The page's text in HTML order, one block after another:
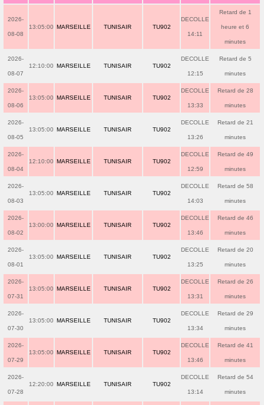
2026-
08-08
13:05:00 MARSEILLE TUNISAIR TU902
DECOLLE
14:11
Retard de 1
heure et 6
minutes
2026-
08-07
12:10:00 MARSEILLE TUNISAIR TU902
DECOLLE
12:15
Retard de 5
minutes
2026-
08-06
13:05:00 MARSEILLE TUNISAIR TU902
DECOLLE
13:33
Retard de 28
minutes
2026-
08-05
13:05:00 MARSEILLE TUNISAIR TU902
DECOLLE
13:26
Retard de 21
minutes
2026-
08-04
12:10:00 MARSEILLE TUNISAIR TU902
DECOLLE
12:59
Retard de 49
minutes
2026-
08-03
13:05:00 MARSEILLE TUNISAIR TU902
DECOLLE
14:03
Retard de 58
minutes
2026-
08-02
13:00:00 MARSEILLE TUNISAIR TU902
DECOLLE
13:46
Retard de 46
minutes
2026-
08-01
13:05:00 MARSEILLE TUNISAIR TU902
DECOLLE
13:25
Retard de 20
minutes
2026-
07-31
13:05:00 MARSEILLE TUNISAIR TU902
DECOLLE
13:31
Retard de 26
minutes
2026-
07-30
13:05:00 MARSEILLE TUNISAIR TU902
DECOLLE
13:34
Retard de 29
minutes
2026-
07-29
13:05:00 MARSEILLE TUNISAIR TU902
DECOLLE
13:46
Retard de 41
minutes
2026-
07-28
12:20:00 MARSEILLE TUNISAIR TU902
DECOLLE
13:14
Retard de 54
minutes